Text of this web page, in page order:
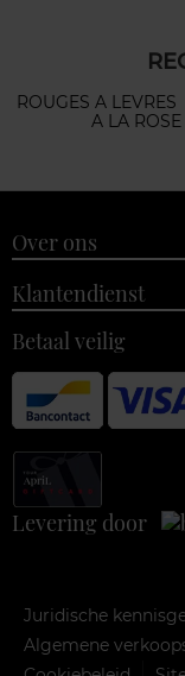
ROUGES A LEVRES
A LA ROSE
Over ons
Klantendienst
Betaal veilig
Levering door
Juridische
Algemene